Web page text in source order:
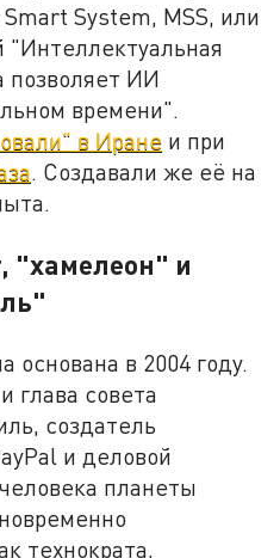
System, MSS, или
"Интеллектуальная
позволяет ИИ
времени".
в Иране и при
. Создавали же её на
"хамелеон" и
в 2004 году.
глава совета
создатель
и деловой
планеты
технократа,